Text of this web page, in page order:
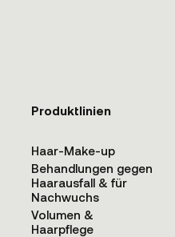
Produktlinien
Haar-Make-up
Behandlungen gegen
Haarausfall & für
Nachwuchs
Volumen &
Haarpflege